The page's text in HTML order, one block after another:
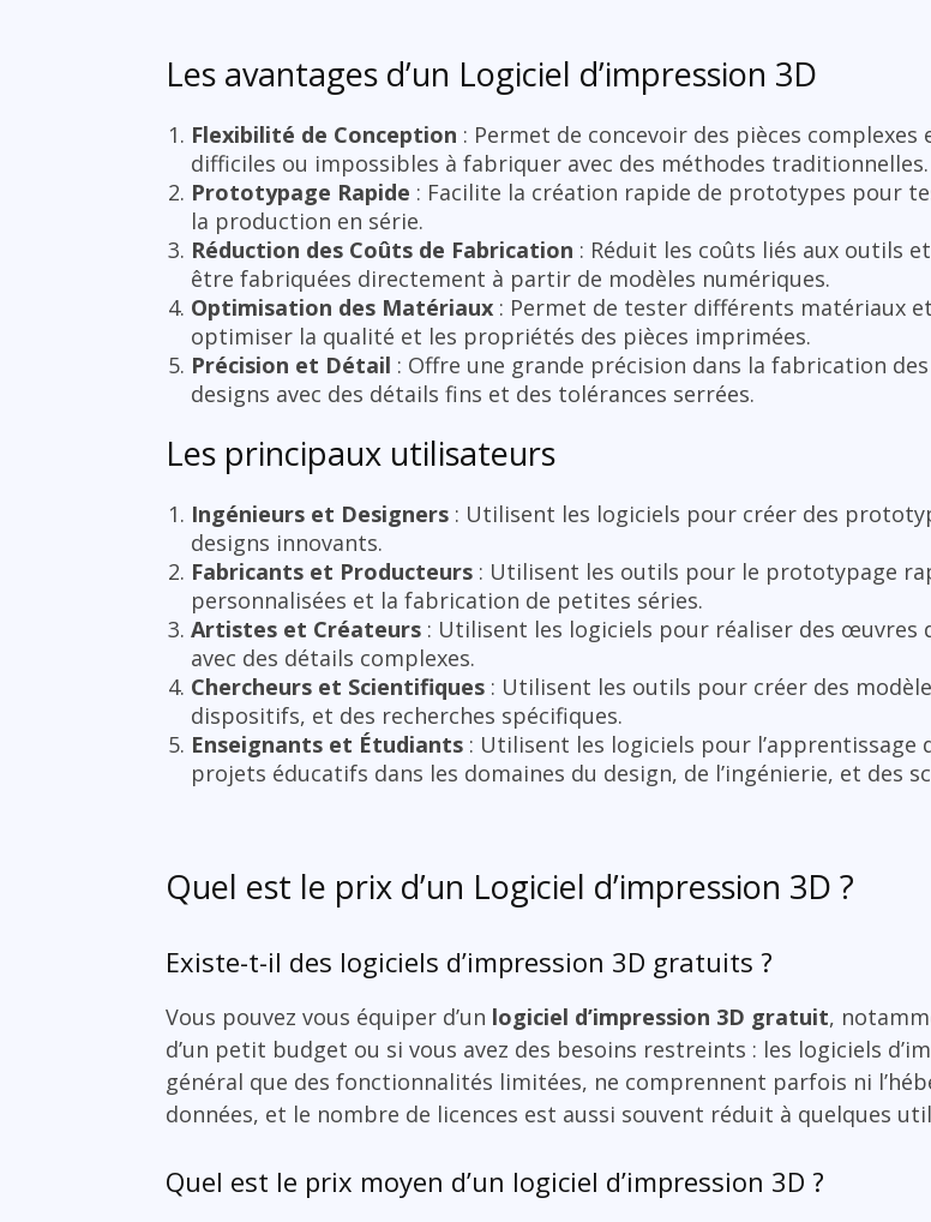
Les avantages d’un Logiciel d’impression 3D
Flexibilité de Conception : Permet de concevoir des pièces
difficiles ou impossibles à fabriquer avec des méthodes traditionnelles.
Prototypage Rapide : Facilite la création rapide de prototypes pour
la production en série.
Réduction des Coûts de Fabrication : Réduit les coûts liés aux outils
être fabriquées directement à partir de modèles numériques.
Optimisation des Matériaux : Permet de tester différents matériaux
optimiser la qualité et les propriétés des pièces imprimées.
Précision et Détail : Offre une grande précision dans la fabrication
designs avec des détails fins et des tolérances serrées.
Les principaux utilisateurs
Ingénieurs et Designers : Utilisent les logiciels pour créer des
designs innovants.
Fabricants et Producteurs : Utilisent les outils pour le prototypage
personnalisées et la fabrication de petites séries.
Artistes et Créateurs : Utilisent les logiciels pour réaliser des œuvres
avec des détails complexes.
Chercheurs et Scientifiques : Utilisent les outils pour créer des
dispositifs, et des recherches spécifiques.
Enseignants et Étudiants : Utilisent les logiciels pour l’apprentissage
projets éducatifs dans les domaines du design, de l’ingénierie, et des
Quel est le prix d’un Logiciel d’impression 3D ?
Existe-t-il des logiciels d’impression 3D gratuits ?
Vous pouvez vous équiper d’un logiciel d’impression 3D gratuit,
d’un petit budget ou si vous avez des besoins restreints : les logiciels
général que des fonctionnalités limitées, ne comprennent parfois ni
données, et le nombre de licences est aussi souvent réduit à quelques
Quel est le prix moyen d’un logiciel d’impression 3D ?